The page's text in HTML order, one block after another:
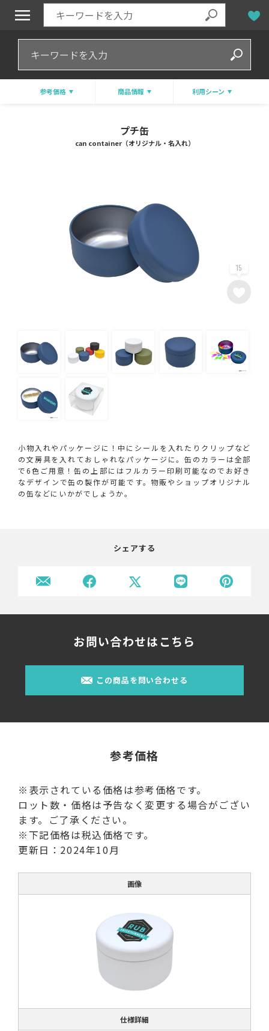
参考価格 商品情報 利用シーン
プチ缶
can container（オリジナル・名入れ）
15
小物入れやパッケージに！中にシールを入れたりクリップなど
の文房具を入れておしゃれなパッケージに。缶のカラーは全部
で6色ご用意！缶の上部にはフルカラー印刷可能なのでお好き
なデザインで缶の製作が可能です。物販やショップオリジナル
の缶などにいかがでしょうか。
シェアする
お問い合わせはこちら
この商品を問い合わせる
参考価格
※表示されている価格は参考価格です。
ロット数・価格は予告なく変更する場合がござい
ます。ご了承ください。
※下記価格は税込価格です。
更新日：2024年10月
画像
仕様詳細